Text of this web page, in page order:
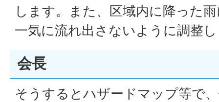
します。また、区域内に降った
一気に流れ出さないように調整
会長
そうするとハザードマップ等で